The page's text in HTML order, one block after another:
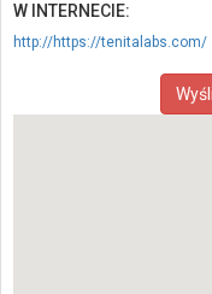
W INTERNECIE:
http://https://tenitalabs.com/